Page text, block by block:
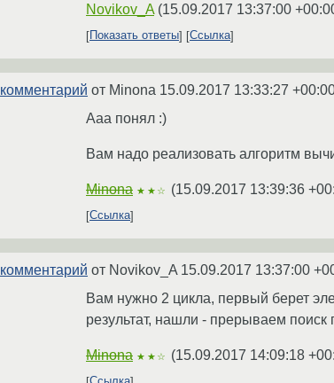
Novikov_A (15.09.2017 13:37:00
Показать ответы
Ссылка
комментарий от Minona 15.09.2017 13:33:27
Ааа понял :)
Вам надо реализовать алгоритм
Minona ★★☆ (15.09.2017 13:39:36
Ссылка
комментарий от Novikov_A 15.09.2017 13:37:00
Вам нужно 2 цикла, первый берет
результат, нашли - прерываем
Minona ★★☆ (15.09.2017 14:09:18